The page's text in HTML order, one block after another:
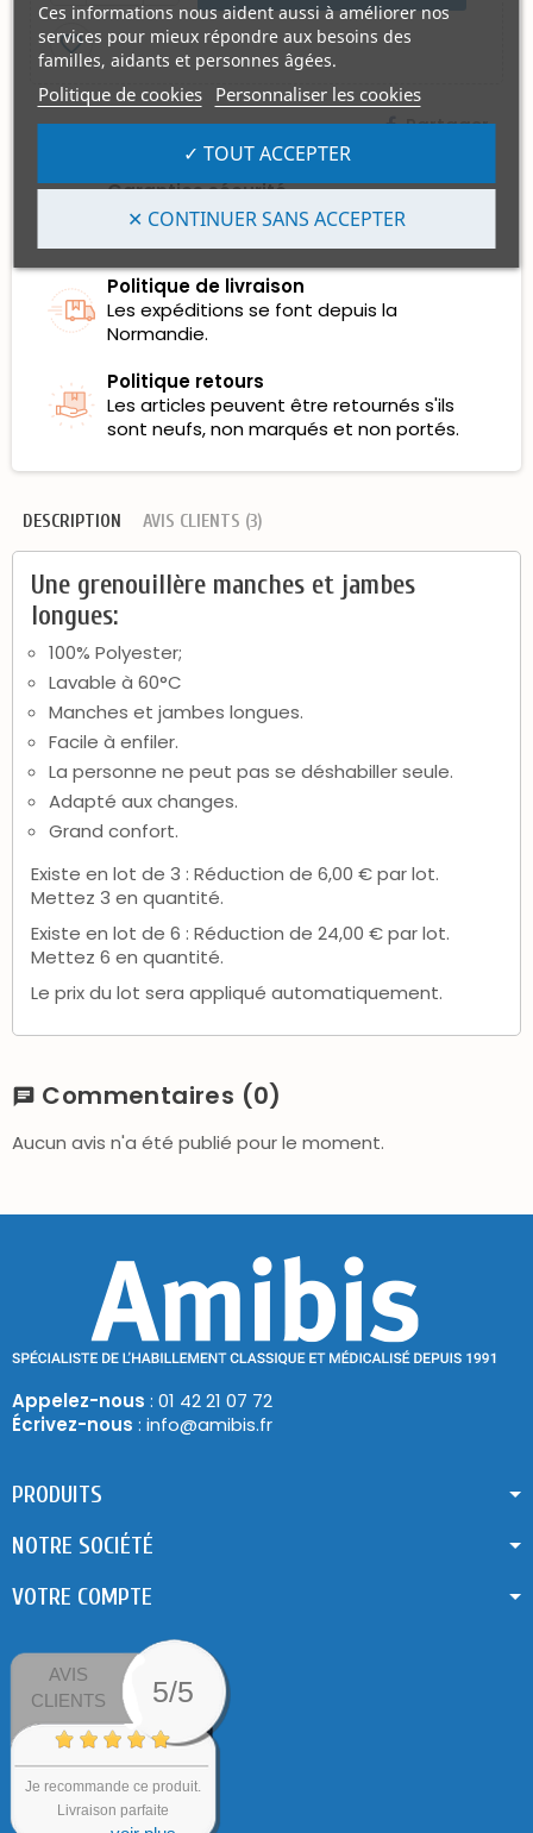
favorite_border
Partager
Garanties sécurité
Les Règlements par Carte Bancaire sont
Politique de livraison
Les expéditions se font depuis la
Normandie.
Politique retours
Les articles peuvent être retournés s'ils
sont neufs, non marqués et non portés.
DESCRIPTION AVIS CLIENTS (3)
Une grenouillère manches et jambes
longues:
100% Polyester;
Lavable à 60°C
Manches et jambes longues.
Facile à enfiler.
La personne ne peut pas se déshabiller seule.
Adapté aux changes.
Grand confort.
Existe en lot de 3 : Réduction de 6,00 € par lot.
Mettez 3 en quantité.
Existe en lot de 6 : Réduction de 24,00 € par lot.
Mettez 6 en quantité.
Le prix du lot sera appliqué automatiquement.
chat Commentaires (0)
Aucun avis n'a été publié pour le moment.
Appelez-nous : 01 42 21 07 72
Écrivez-nous : info@amibis.fr
PRODUITS
NOTRE SOCIÉTÉ
VOTRE COMPTE
AVIS
CLIENTS
5/5
Je recommande ce produit.
Livraison parfaite
Ces informations nous aident aussi à améliorer nos
services pour mieux répondre aux besoins des
familles, aidants et personnes âgées.
Politique de cookies Personnaliser les cookies
✕ CONTINUER SANS ACCEPTER
✓ TOUT ACCEPTER